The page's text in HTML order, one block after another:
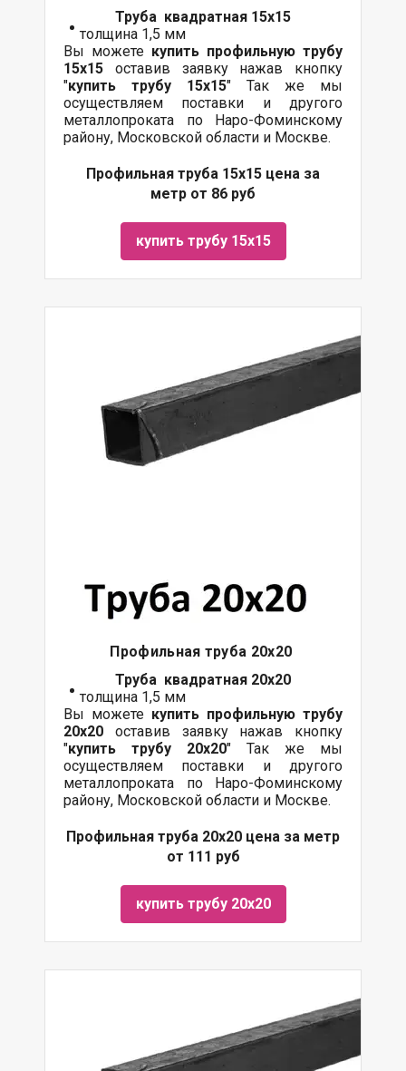
Труба квадратная 15х15
толщина 1,5 мм
Вы можете купить профильную трубу
15х15 оставив заявку нажав кнопку
"купить трубу 15х15" Так же мы
осуществляем поставки и другого
металлопроката по Наро-Фоминскому
району, Московской области и Москве.
Профильная труба 15х15 цена за
метр от 86 руб
купить трубу 15х15
Профильная труба 20х20
Труба квадратная 20х20
толщина 1,5 мм
Вы можете купить профильную трубу
20х20 оставив заявку нажав кнопку
"купить трубу 20х20" Так же мы
осуществляем поставки и другого
металлопроката по Наро-Фоминскому
району, Московской области и Москве.
Профильная труба 20х20 цена за метр
от 111 руб
купить трубу 20х20